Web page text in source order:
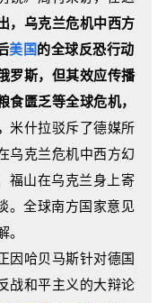
，乌克兰危机中西方
美国的全球反恐行动
罗斯，但其效应传播
食匮乏等全球危机，
米什拉驳斥了德媒所
乌克兰危机中西方幻
福山在乌克兰身上寄
。全球南方国家意见
。
因哈贝马斯针对德国
战和平主义的大辩论